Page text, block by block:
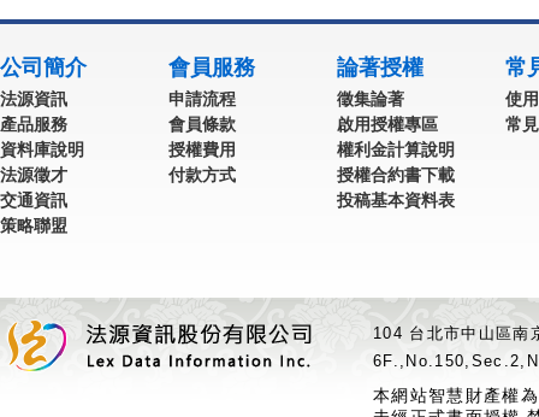
公司簡介
法源資訊
產品服務
資料庫說明
法源徵才
交通資訊
策略聯盟
會員服務
申請流程
會員條款
授權費用
付款方式
論著授權
徵集論著
啟用授權專區
權利金計算說明
授權合約書下載
投稿基本資料表
常
使
常
104 台北市中山區
本網站智慧財產權